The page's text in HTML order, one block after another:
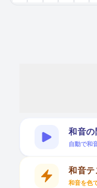
和音の
自動で和
和音テ
和音を色